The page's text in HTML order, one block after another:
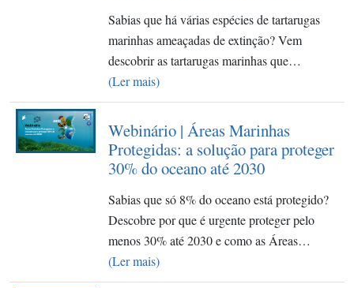
Sabias que há várias espécies de tartarugas
marinhas ameaçadas de extinção? Vem
descobrir as tartarugas marinhas que…
(Ler mais)
Webinário | Áreas Marinhas
Protegidas: a solução para proteger
30% do oceano até 2030
Sabias que só 8% do oceano está protegido?
Descobre por que é urgente proteger pelo
menos 30% até 2030 e como as Áreas…
(Ler mais)